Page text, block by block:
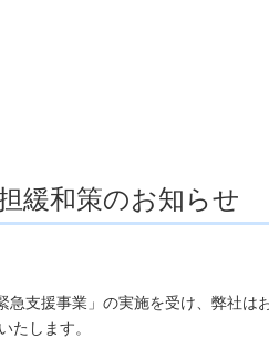
緩和策のお知らせ
支援事業」の実施を受け、弊社は
たします。